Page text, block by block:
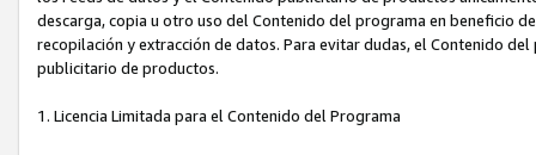
descarga, copia u otro uso del Contenido del programa en beneficio
recopilación y extracción de datos. Para evitar dudas, el Contenido
publicitario de productos.
1. Licencia Limitada para el Contenido del Programa